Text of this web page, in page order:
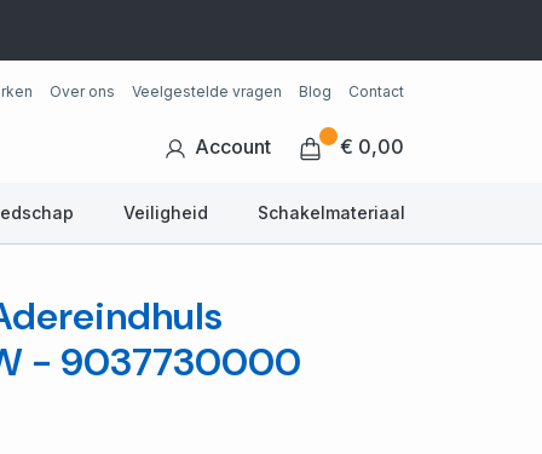
Over ons Veelgestelde vragen Blog Contact
Account € 0,00
Veiligheid Schakelmateriaal
- 9037730000